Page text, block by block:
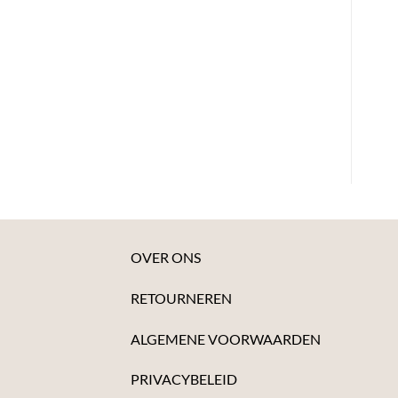
OVER ONS
RETOURNEREN
ALGEMENE VOORWAARDEN
PRIVACYBELEID